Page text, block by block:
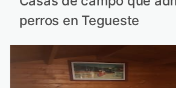
perros en Tegueste